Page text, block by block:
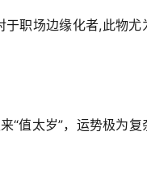
职场边缘化者,此物尤
值太岁”，运势极为复